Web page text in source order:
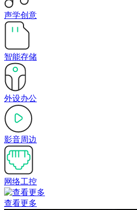
声学创意
智能存储
外设办公
影音周边
网络工控
查看更多